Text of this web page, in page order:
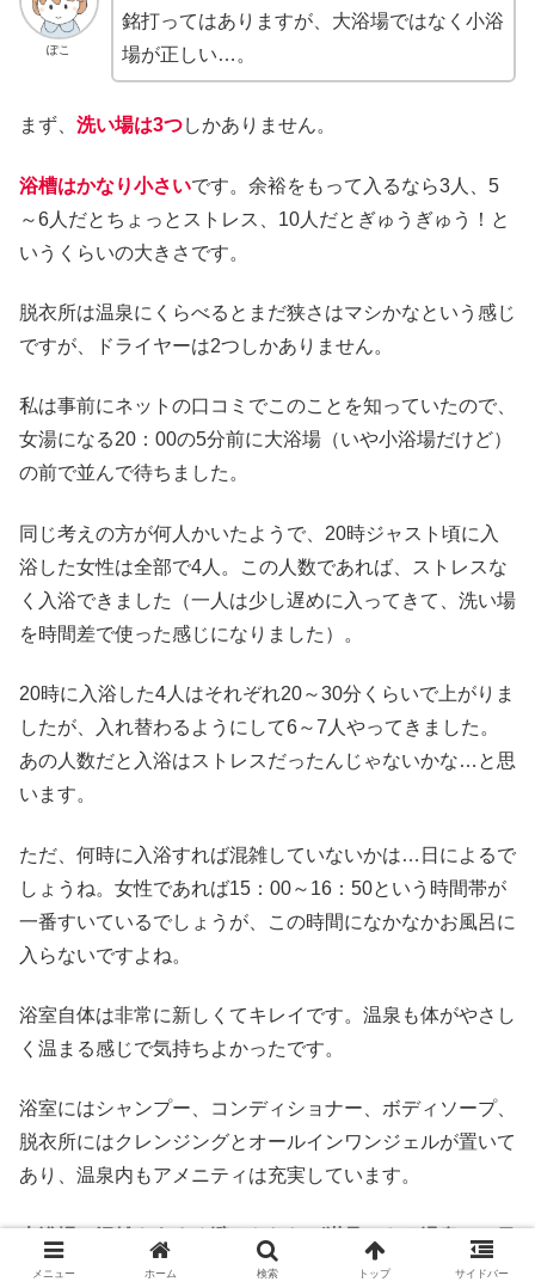
ぽこ
銘打ってはありますが、大浴場ではなく小浴
場が正しい…。
まず、 洗い場は3つしかありません。
浴槽はかなり小さいです。余裕をもって入るなら3人、5
～6人だとちょっとストレス、10人だとぎゅうぎゅう！と
いうくらいの大きさです。
脱衣所は温泉にくらべるとまだ狭さはマシかなという感じ
ですが、ドライヤーは2つしかありません。
私は事前にネットの口コミでこのことを知っていたので、
女湯になる20：00の5分前に大浴場（いや小浴場だけど）
の前で並んで待ちました。
同じ考えの方が何人かいたようで、20時ジャスト頃に入
浴した女性は全部で4人。この人数であれば、ストレスな
く入浴できました（一人は少し遅めに入ってきて、洗い場
を時間差で使った感じになりました）。
20時に入浴した4人はそれぞれ20～30分くらいで上がりま
したが、入れ替わるようにして6～7人やってきました。
あの人数だと入浴はストレスだったんじゃないかな…と思
います。
ただ、何時に入浴すれば混雑していないかは…日によるで
しょうね。女性であれば15：00～16：50という時間帯が
一番すいているでしょうが、この時間になかなかお風呂に
入らないですよね。
浴室自体は非常に新しくてキレイです。温泉も体がやさし
く温まる感じで気持ちよかったです。
浴室にはシャンプー、コンディショナー、ボディソープ、
脱衣所にはクレンジングとオールインワンジェルが置いて
あり、温泉内もアメニティは充実しています。
大浴場の混雑をうまく避けられれば満足できる温泉
だと思
います！
メニュー ホーム 検索 トップ サイドバー